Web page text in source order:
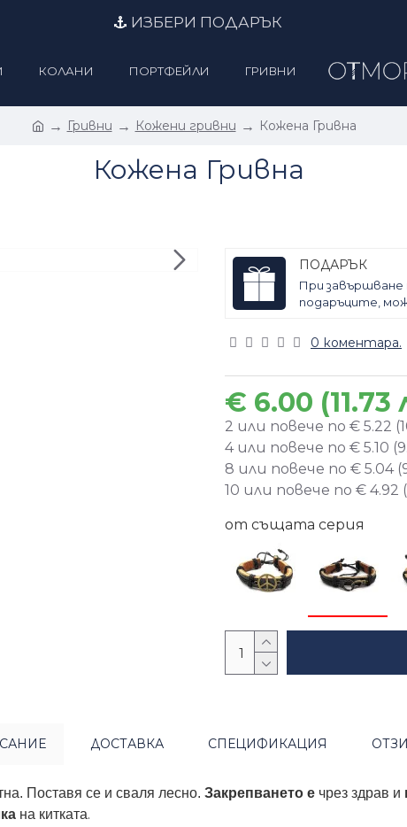
ИЗБЕРИ ПОДАРЪК
КОЛАНИ ПОРТФЕЙЛИ ГРИВНИ
Гривни Кожени гривни Кожена Гривна
Кожена Гривна
ПОДАРЪК
При завършване
подаръците,
0 коментара.
€ 6.00 (11.73
2 или повече по € 5.22
4 или повече по € 5.10
8 или повече по € 5.04
10 или повече по € 4.92
от същата серия
ДОСТАВКА СПЕЦИФИКАЦИЯ
Поставя се и сваля лесно. Закрепването е чрез здрав и
на китката.